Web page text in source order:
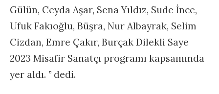
Gülün, Ceyda Aşar, Sena Yıldız, Sude İnce,
Ufuk Fakıoğlu, Büşra, Nur Albayrak, Selim
Cizdan, Emre Çakır, Burçak Dilekli Saye
2023 Misafir Sanatçı programı kapsamında
yer aldı. ’’ dedi.